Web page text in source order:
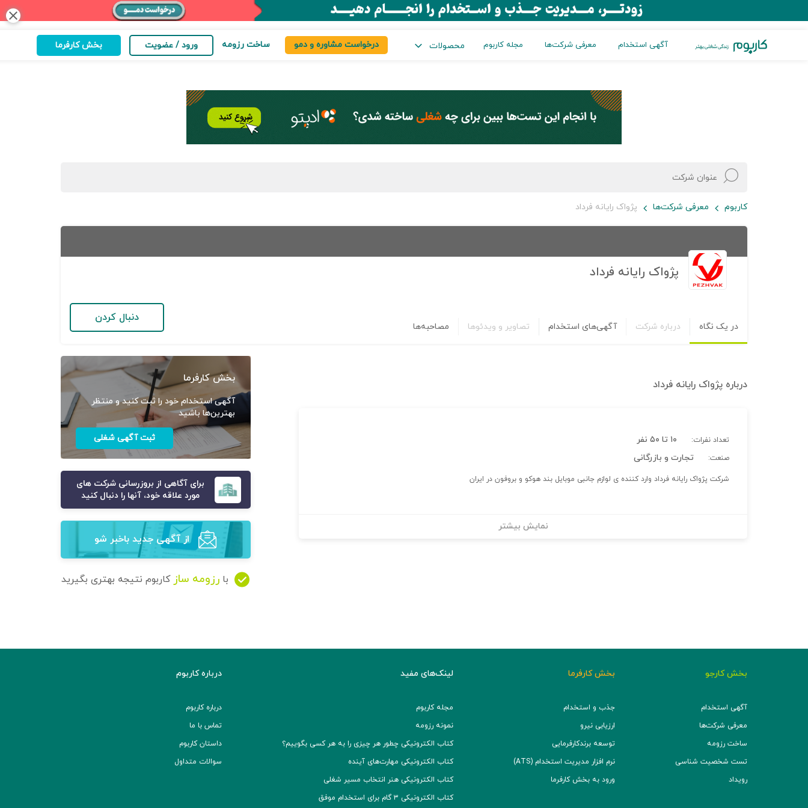
close
آگهی استخدام معرفی شرکت‌ها مجله کاربوم محصولات درخواست مشاوره و دمو ساخت رزومه ورود / عضویت بخش کارفرما
کاربوم معرفی شرکت‌ها پژواک رایانه فرداد
پژواک رایانه فرداد
در یک نگاه درباره شرکت آگهی‌های استخدام تصاویر و ویدئوها مصاحبه‌ها
دنبال کردن
درباره پژواک رایانه فرداد
تعداد نفرات: ۱۰ تا ۵۰ نفر
صنعت: تجارت و بازرگانی
شرکت پژواک رایانه فرداد وارد کننده ی لوازم جانبی موبایل بند هوکو و بروفون در ایران
نمایش بیشتر
بخش کارفرما
آگهی استخدام خود را ثبت کنید و منتظر
بهترین‌ها باشید
ثبت آگهی شغلی
برای آگاهی از بروزرسانی شرکت های
مورد علاقه خود، آنها را دنبال کنید
از آگهی‌ جدید باخبر شو
با رزومه ساز کاربوم نتیجه بهتری بگیرید
بخش کارجو
آگهی استخدام
معرفی شرکت‌ها
ساخت رزومه
تست شخصیت شناسی
رویداد
بخش کارفرما
جذب و استخدام
ارزیابی نیرو
توسعه برند‌کارفرمایی
نرم افزار مدیریت استخدام (ATS)
ورود به بخش کارفرما
لینک‌های مفید
مجله کاربوم
نمونه رزومه
کتاب الکترونیکی چطور هر چیزی را به هر کسی بگوییم؟
کتاب الکترونیکی مهارت‌های آینده
کتاب الکترونیکی هنر انتخاب مسیر شغلی
کتاب الکترونیکی ۳ گام برای استخدام موفق
درباره کاربوم
درباره کاربوم
تماس با ما
داستان کاربوم
سوالات متداول